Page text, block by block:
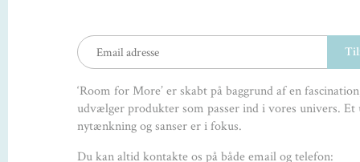
‘Room for More’ er skabt på baggrund af en
udvælger produkter som passer ind i vores univers.
nytænkning og sanser er i fokus.
Du kan altid kontakte os på både email og telefon: